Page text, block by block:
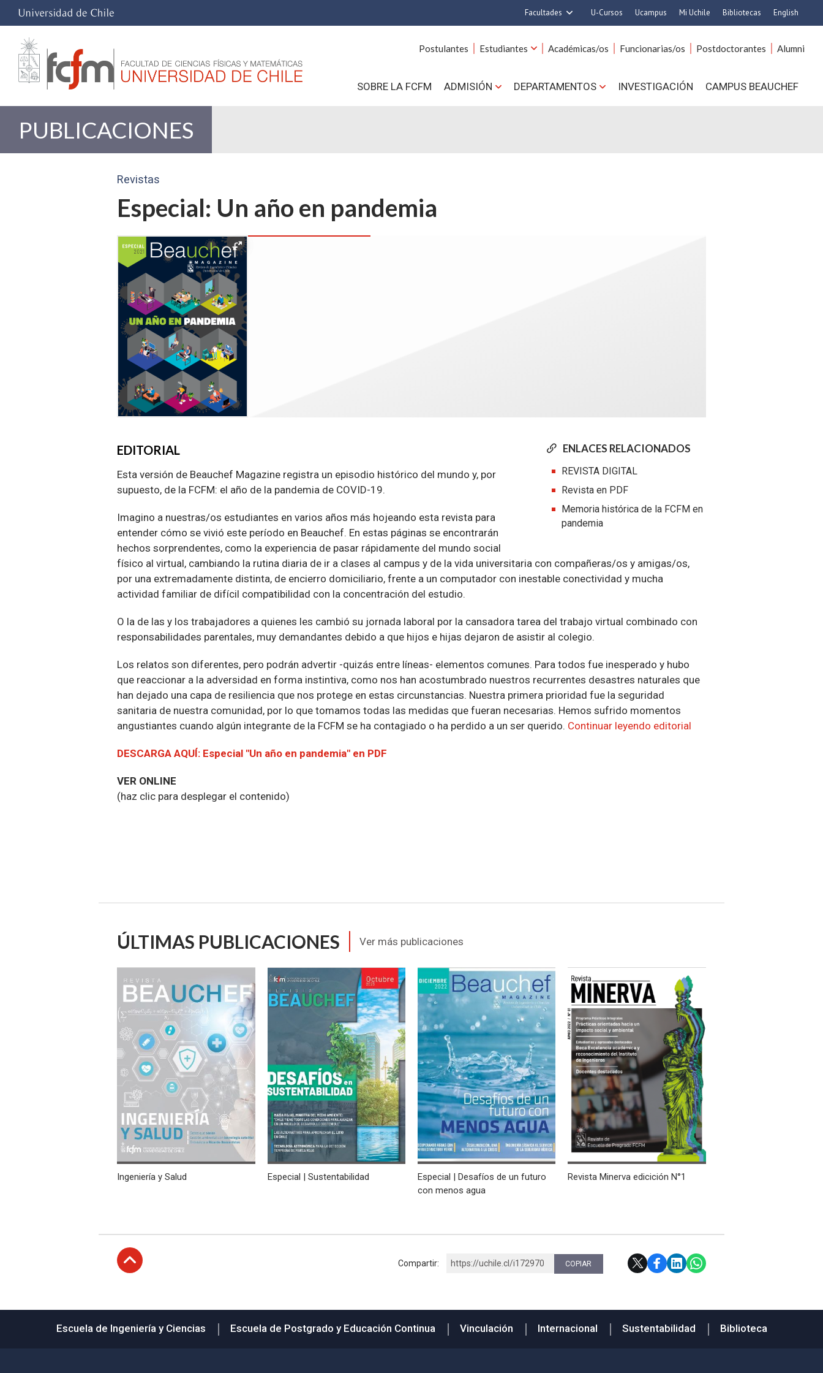
Facultades
Ciencias
Cs. Agronómicas
U-Cursos Ucampus Mi Uchile Bibliotecas English
Postulantes Estudiantes Académicas/os Funcionarias/os Postdoctorantes Alumni
SOBRE LA FCFM ADMISIÓN DEPARTAMENTOS INVESTIGACIÓN CAMPUS BEAUCHEF
PUBLICACIONES
Revistas
Especial: Un año en pandemia
ENLACES RELACIONADOS
REVISTA DIGITAL
Revista en PDF
Memoria histórica de la FCFM en
pandemia
EDITORIAL
Esta versión de Beauchef Magazine registra un episodio histórico del mundo y, por
supuesto, de la FCFM: el año de la pandemia de COVID-19.
Imagino a nuestras/os estudiantes en varios años más hojeando esta revista para
entender cómo se vivió este período en Beauchef. En estas páginas se encontrarán
hechos sorprendentes, como la experiencia de pasar rápidamente del mundo social
físico al virtual, cambiando la rutina diaria de ir a clases al campus y de la vida universitaria con compañeras/os y amigas/os,
por una extremadamente distinta, de encierro domiciliario, frente a un computador con inestable conectividad y mucha
actividad familiar de difícil compatibilidad con la concentración del estudio.
O la de las y los trabajadores a quienes les cambió su jornada laboral por la cansadora tarea del trabajo virtual combinado con
responsabilidades parentales, muy demandantes debido a que hijos e hijas dejaron de asistir al colegio.
Los relatos son diferentes, pero podrán advertir -quizás entre líneas- elementos comunes. Para todos fue inesperado y hubo
que reaccionar a la adversidad en forma instintiva, como nos han acostumbrado nuestros recurrentes desastres naturales que
han dejado una capa de resiliencia que nos protege en estas circunstancias. Nuestra primera prioridad fue la seguridad
sanitaria de nuestra comunidad, por lo que tomamos todas las medidas que fueran necesarias. Hemos sufrido momentos
angustiantes cuando algún integrante de la FCFM se ha contagiado o ha perdido a un ser querido. Continuar leyendo editorial
DESCARGA AQUÍ: Especial "Un año en pandemia" en PDF
VER ONLINE
(haz clic para desplegar el contenido)
ÚLTIMAS PUBLICACIONES Ver más publicaciones
Ingeniería y Salud Especial | Sustentabilidad
Especial | Desafíos de un futuro
con menos agua
Revista Minerva edicición N°1
Compartir: https://uchile.cl/i172970 COPIAR
Escuela de Ingeniería y Ciencias Escuela de Postgrado y Educación Continua Vinculación Internacional Sustentabilidad Biblioteca